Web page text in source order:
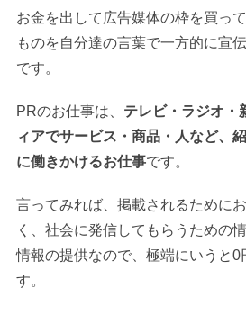
お金を出して広告媒体の枠を買っ
ものを自分達の言葉で一方的に宣
です。
PRのお仕事は、 テレビ・ラジオ・
ィアでサービス・商品・人など、
に働きかけるお仕事です。
言ってみれば、掲載されるために
く、社会に発信してもらうための
情報の提供なので、極端にいうと0
す。